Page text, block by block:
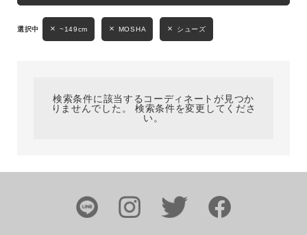
~149cm MOSHA シューズ
検索条件に該当するコーディネートが見つか
りませんでした。 検索条件を変更してくださ
い。